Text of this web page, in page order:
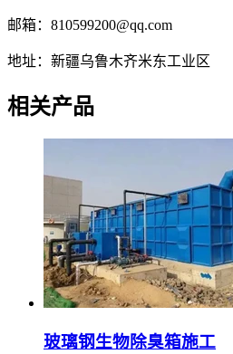
邮箱：810599200@qq.com
地址：新疆乌鲁木齐米东工业区
相关产品
玻璃钢生物除臭箱施工